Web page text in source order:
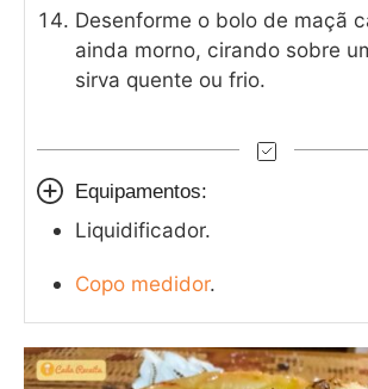
Desenforme o bolo de maçã
ainda morno, cirando sobre
sirva quente ou frio.
Equipamentos:
Liquidificador.
Copo medidor.